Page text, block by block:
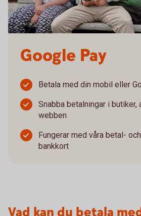
Google Pay
Betala med din mobil eller
Snabba betalningar i butiker,
webben
Fungerar med våra betal-
bankkort